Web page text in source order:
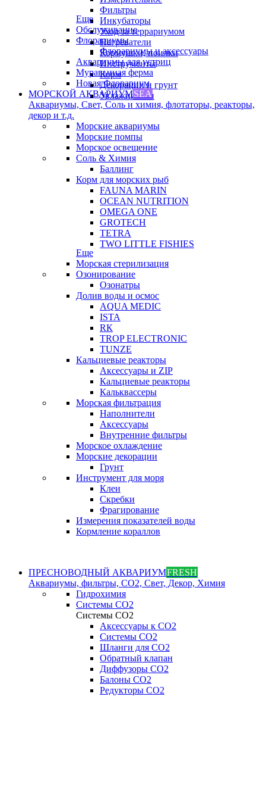
Фильтры
Инкубаторы
Уход за террариумом
Нагреватели
Кормушки, поилки
Инструменты
Корм
Декорации и грунт
Увлажнители
Еще
Обслуживание
Флорариумы
Флорариумы и аксессуары
Аквариумы для устриц
Муравьиная ферма
Новая Флорариум
МОРСКОЙ АКВАРИУМSEA
Аквариумы, Свет, Соль и химия, флотаторы, реакторы,
декор и т.д.
Морские аквариумы
Морские помпы
Морское освещение
Соль & Химия
Баллинг
Корм для морских рыб
FAUNA MARIN
OCEAN NUTRITION
OMEGA ONE
GROTECH
TETRA
TWO LITTLE FISHIES
Еще
Морская стерилизация
Озонирование
Озонатры
Долив воды и осмос
AQUA MEDIC
ISTA
RК
TROP ELECTRONIC
TUNZE
Кальциевые реакторы
Аксессуары и ZIP
Кальциевые реакторы
Кальквассеры
Морская фильтрация
Наполнители
Аксессуары
Внутренние фильтры
Морское охлаждение
Морские декорации
Грунт
Инструмент для моря
Клеи
Скребки
Фрагирование
Измерения показателей воды
Кормление кораллов
ПРЕСНОВОДНЫЙ АКВАРИУМFRESH
Аквариумы, фильтры, СО2, Свет, Декор, Химия
Гидрохимия
Системы СО2
Системы СО2
Аксессуары к СО2
Системы СО2
Шланги для CO2
Обратный клапан
Диффузоры СO2
Балоны CO2
Редукторы CO2